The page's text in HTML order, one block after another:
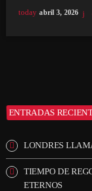
today abril 3, 2026
ENTRADAS
LONDRES
TIEMPO DE
ETERNOS